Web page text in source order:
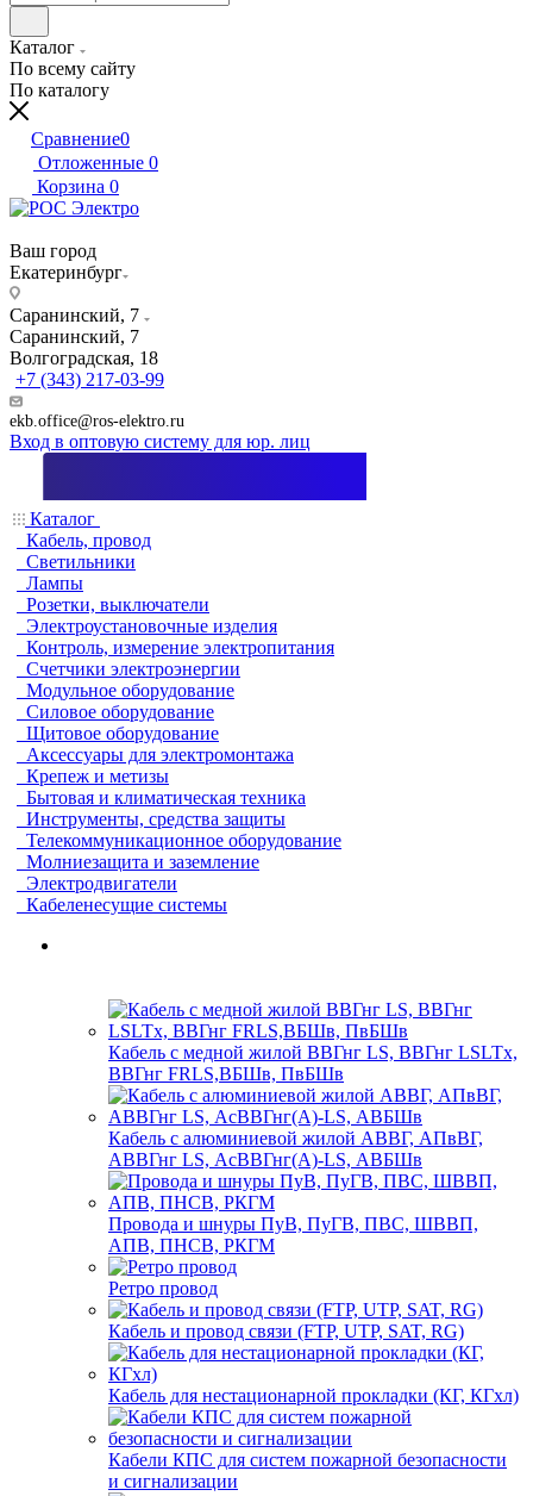
Каталог
По всему сайту
По каталогу
Сравнение0
Отложенные 0
Корзина 0
Ваш город
Екатеринбург
Саранинский, 7
Саранинский, 7
Волгоградская, 18
+7 (343) 217-03-99
ekb.office@ros-elektro.ru
Вход в оптовую систему для юр. лиц
Каталог
Кабель, провод
Светильники
Лампы
Розетки, выключатели
Электроустановочные изделия
Контроль, измерение электропитания
Счетчики электроэнергии
Модульное оборудование
Силовое оборудование
Щитовое оборудование
Аксессуары для электромонтажа
Крепеж и метизы
Бытовая и климатическая техника
Инструменты, средства защиты
Телекоммуникационное оборудование
Молниезащита и заземление
Электродвигатели
Кабеленесущие системы
Кабель с медной жилой ВВГнг LS, ВВГнг LSLTx,
ВВГнг FRLS,ВБШв, ПвБШв
Кабель с алюминиевой жилой АВВГ, АПвВГ,
АВВГнг LS, АсВВГнг(А)-LS, АВБШв
Провода и шнуры ПуВ, ПуГВ, ПВС, ШВВП,
АПВ, ПНСВ, РКГМ
Ретро провод
Кабель и провод связи (FTP, UTP, SAT, RG)
Кабель для нестационарной прокладки (КГ, КГхл)
Кабели КПС для систем пожарной безопасности
и сигнализации